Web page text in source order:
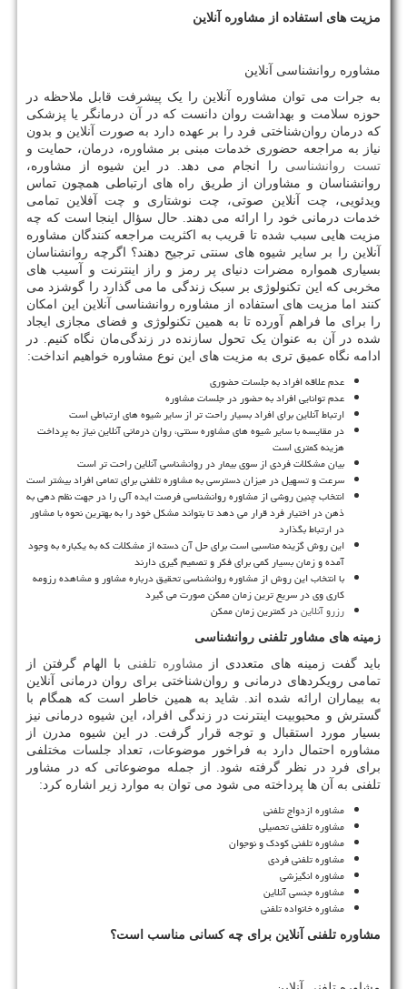
مزیت های استفاده از مشاوره آنلاین
مشاوره روانشناسی آنلاین
به جرات می توان مشاوره آنلاین را یک پیشرفت قابل ملاحظه در
حوزه سلامت و بهداشت روان دانست که در آن درمانگر یا پزشکی
که درمان روان‌شناختی فرد را بر عهده دارد به صورت آنلاین و بدون
نیاز به مراجعه حضوری خدمات مبنی بر مشاوره، درمان، حمایت و
تست روانشناسی را انجام می دهد. در این شیوه از مشاوره،
روانشناسان و مشاوران از طریق راه های ارتباطی همچون تماس
ویدئویی، چت آنلاین صوتی، چت نوشتاری و چت آفلاین تمامی
خدمات درمانی خود را ارائه می دهند. حال سؤال اینجا است که چه
مزیت هایی سبب شده تا قریب به اکثریت مراجعه کنندگان مشاوره
آنلاین را بر سایر شیوه های سنتی ترجیح دهند؟ اگرچه روانشناسان
بسیاری همواره مضرات دنیای پر رمز و راز اینترنت و آسیب های
مخربی که این تکنولوژی بر سبک زندگی ما می گذارد را گوشزد می
کنند اما مزیت های استفاده از مشاوره روانشناسی آنلاین این امکان
را برای ما فراهم آورده تا به همین تکنولوژی و فضای مجازی ایجاد
شده در آن به عنوان یک تحول سازنده در زندگی‌مان نگاه کنیم. در
ادامه نگاه عمیق تری به مزیت های این نوع مشاوره خواهیم انداخت:
عدم علاقه افراد به جلسات حضوری
عدم توانایی افراد به حضور در جلسات مشاوره
ارتباط آنلاین برای افراد بسیار راحت تر از سایر شیوه های ارتباطی است
در مقایسه با سایر شیوه های مشاوره سنتی، روان درمانی آنلاین نیاز به پرداخت
هزینه کمتری است
بیان مشکلات فردی از سوی بیمار در روانشناسی آنلاین راحت تر است
سرعت و تسهیل در میزان دسترسی به مشاوره تلفنی برای تمامی افراد بیشتر است
انتخاب چنین روشی از مشاوره روانشناسی فرصت ایده آلی را در جهت نظم دهی به
ذهن در اختیار فرد قرار می دهد تا بتواند مشکل خود را به بهترین نحوه با مشاور
در ارتباط بگذارد
این روش گزینه مناسبی است برای حل آن دسته از مشکلات که به یکباره به وجود
آمده و زمان بسیار کمی برای فکر و تصمیم گیری دارند
با انتخاب این روش از مشاوره روانشناسی تحقیق درباره مشاور و مشاهده رزومه
کاری وی در سریع ترین زمان ممکن صورت می گیرد
رزرو آنلایندر کمترین زمان ممکن
زمینه های مشاور تلفنی روانشناسی
باید گفت زمینه های متعددی از مشاوره تلفنی با الهام گرفتن از
تمامی رویکردهای درمانی و روان‌شناختی برای روان درمانی آنلاین
به بیماران ارائه شده اند. شاید به همین خاطر است که همگام با
گسترش و محبوبیت اینترنت در زندگی افراد، این شیوه درمانی نیز
بسیار مورد استقبال و توجه قرار گرفت. در این شیوه مدرن از
مشاوره احتمال دارد به فراخور موضوعات، تعداد جلسات مختلفی
برای فرد در نظر گرفته شود. از جمله موضوعاتی که در مشاور
تلفنی به آن ها پرداخته می شود می توان به موارد زیر اشاره کرد:
مشاوره ازدواج تلفنی
مشاوره تلفنی تحصیلی
مشاوره تلفنی کودک و نوجوان
مشاوره تلفنی فردی
مشاوره انگیزشی
مشاوره جنسی آنلاین
مشاوره خانواده تلفنی
مشاوره تلفنی آنلاین برای چه کسانی مناسب است؟